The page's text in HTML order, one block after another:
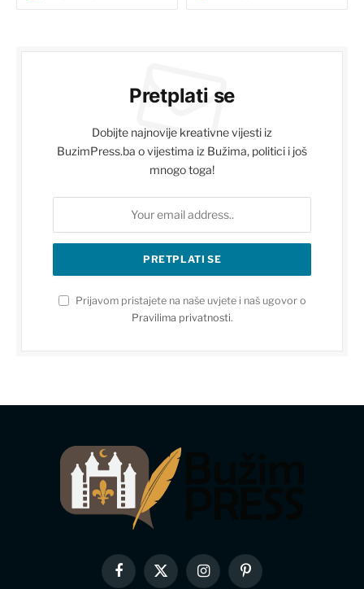
Pretplati se
Dobijte najnovije kreativne vijesti iz
BuzimPress.ba o vijestima iz Bužima, politici i još
mnogo toga!
Prijavom pristajete na naše uvjete i naš ugovor o
Pravilima privatnosti.
Facebook
X
InstagramPinterest